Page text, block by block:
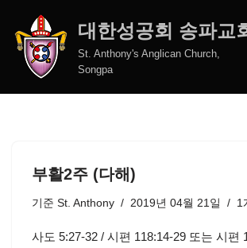
콘
대한성공회 송파교
St. Anthony's Anglican Church,
Songpa
부활2주 (다해)
기준 St. Anthony 2019년 04월 21일 1
사도 5:27-32 / 시편 118:14-29 또는 시편